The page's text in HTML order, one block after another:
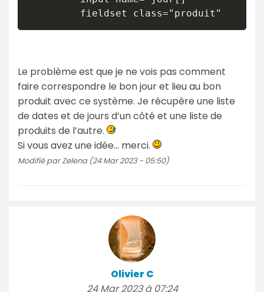
         fieldset class="produit"
Le problème est que je ne vois pas comment
faire correspondre le bon jour et lieu au bon
produit avec ce système. Je récupère une liste
de dates et de jours d’un côté et une liste de
produits de l’autre.
Si vous avez une idée… merci.
Modifié par Zelena (24 Mar 2023 - 05:50)
Olivier C
24 Mar 2023 à 07:24